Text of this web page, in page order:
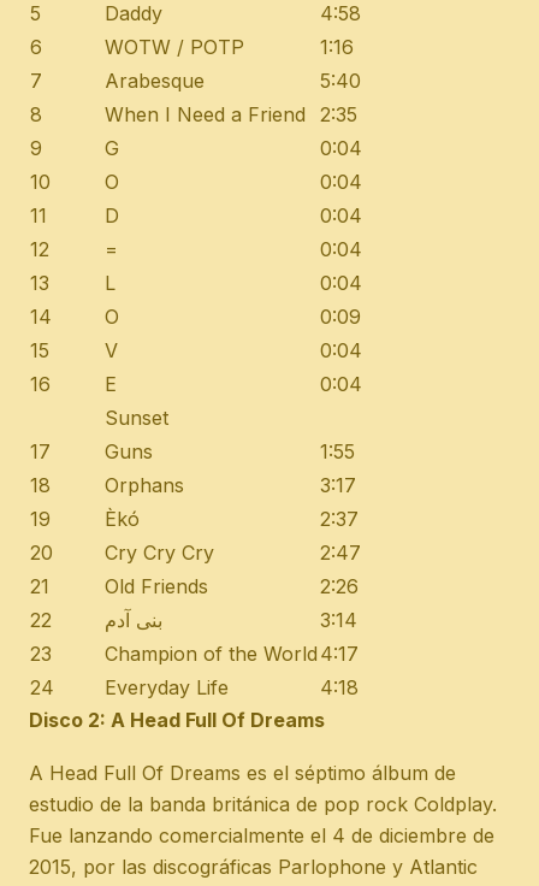
5
Daddy
4:58
6
WOTW / POTP
1:16
7
Arabesque
5:40
8
When I Need a Friend
2:35
9
G
0:04
10
O
0:04
11
D
0:04
12
=
0:04
13
L
0:04
14
O
0:09
15
V
0:04
16
E
0:04
Sunset
17
Guns
1:55
18
Orphans
3:17
19
Èkó
2:37
20
Cry Cry Cry
2:47
21
Old Friends
2:26
22
بنی آدم
3:14
23
Champion of the World 4:17
24
Everyday Life
4:18
Disco 2: A Head Full Of Dreams
A Head Full Of Dreams es el séptimo álbum de
estudio de la banda británica de pop rock Coldplay.
Fue lanzando comercialmente el 4 de diciembre de
2015, por las discográficas Parlophone y Atlantic